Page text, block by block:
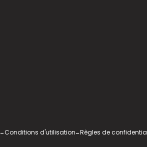
-Conditions d'utilisation-Règles de